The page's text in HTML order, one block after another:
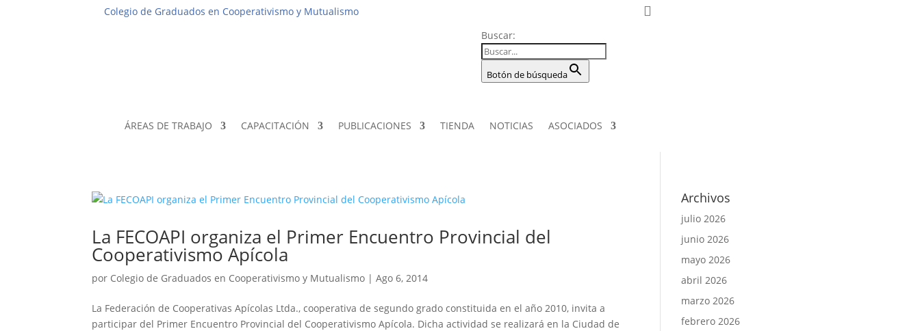
Colegio de Graduados en Cooperativismo y Mutualismo
Buscar:
Botón de búsqueda
ÁREAS DE TRABAJO CAPACITACIÓN PUBLICACIONES TIENDA NOTICIAS ASOCIADOS
La FECOAPI organiza el Primer Encuentro Provincial del
Cooperativismo Apícola
por Colegio de Graduados en Cooperativismo y Mutualismo |Ago 6, 2014
La Federación de Cooperativas Apícolas Ltda., cooperativa de segundo grado constituida en el año 2010, invita a
participar del Primer Encuentro Provincial del Cooperativismo Apícola. Dicha actividad se realizará en la Ciudad de
Archivos
julio 2026
junio 2026
mayo 2026
abril 2026
marzo 2026
febrero 2026